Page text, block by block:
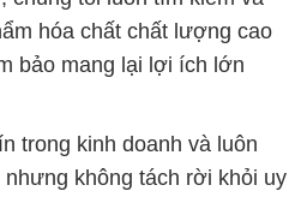
hóa chất chất lượng cao
bảo mang lại lợi ích lớn
trong kinh doanh và luôn
không tách rời khỏi uy